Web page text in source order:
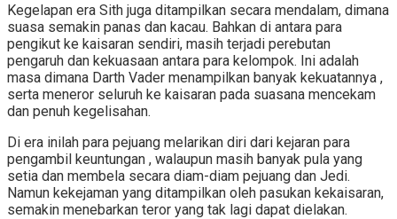
Kegelapan era Sith juga ditampilkan secara mendalam, dimana
suasa semakin panas dan kacau. Bahkan di antara para
pengikut ke kaisaran sendiri, masih terjadi perebutan
pengaruh dan kekuasaan antara para kelompok. Ini adalah
masa dimana Darth Vader menampilkan banyak kekuatannya ,
serta meneror seluruh ke kaisaran pada suasana mencekam
dan penuh kegelisahan.
Di era inilah para pejuang melarikan diri dari kejaran para
pengambil keuntungan , walaupun masih banyak pula yang
setia dan membela secara diam-diam pejuang dan Jedi.
Namun kekejaman yang ditampilkan oleh pasukan kekaisaran,
semakin menebarkan teror yang tak lagi dapat dielakan.